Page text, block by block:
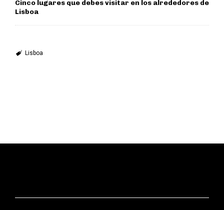
Cinco lugares que debes visitar en los alrededores de
Lisboa
Lisboa